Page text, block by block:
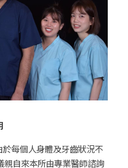
每個人身體及牙齒狀況不
親自來本所由專業醫師諮詢